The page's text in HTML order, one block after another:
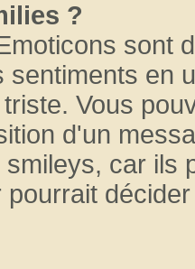
?
sont
sentiments en
Vous
d'un
car ils